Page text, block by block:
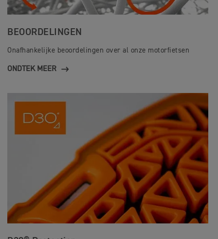
BEOORDELINGEN
Onafhankelijke beoordelingen over al onze motorfietsen
ONDTEK MEER